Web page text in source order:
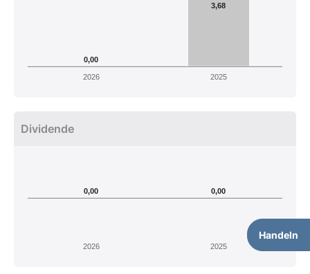
Handeln
0,00
3,68
2026 2025
Dividende
0,00 0,00
2026 2025